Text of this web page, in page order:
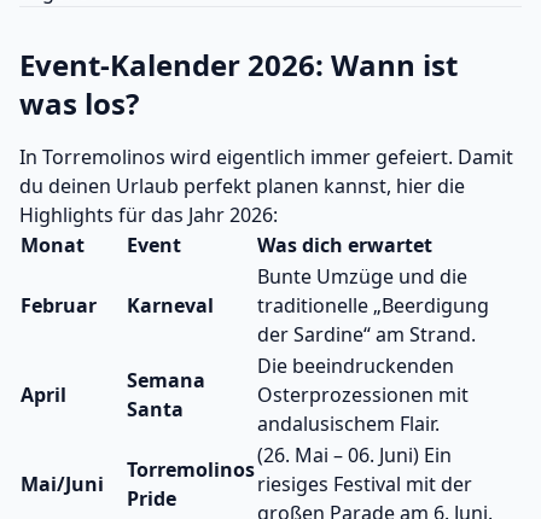
Event-Kalender 2026: Wann ist
was los?
In Torremolinos wird eigentlich immer gefeiert. Damit
du deinen Urlaub perfekt planen kannst, hier die
Highlights für das Jahr 2026:
Monat
Event Was dich erwartet
Februar Karneval
Bunte Umzüge und die
traditionelle „Beerdigung
der Sardine“ am Strand.
April
Semana
Santa
Die beeindruckenden
Osterprozessionen mit
andalusischem Flair.
Mai/Juni
Torremolinos
Pride
(26. Mai – 06. Juni) Ein
riesiges Festival mit der
großen Parade am 6. Juni.